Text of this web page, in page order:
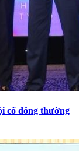
cổ đông thường